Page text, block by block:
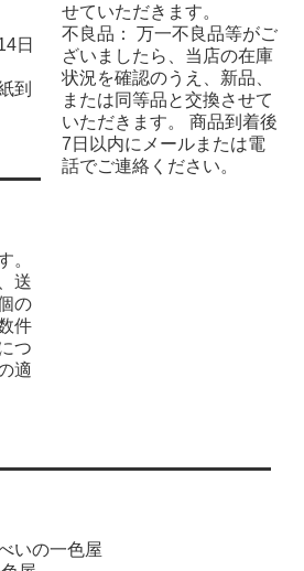
日
到
。
送
の
件
つ
適
せていただきます。
不良品： 万一不良品等がご
ざいましたら、当店の在庫
状況を確認のうえ、新品、
または同等品と交換させて
いただきます。 商品到着後
7日以内にメールまたは電
話でご連絡ください。
いの一色屋